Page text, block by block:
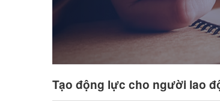
Tạo động lực cho người lao